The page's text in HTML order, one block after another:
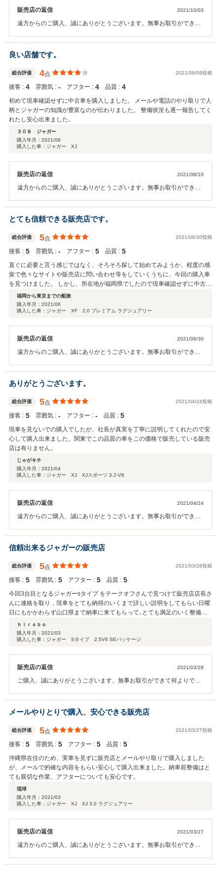
販売店の返信 2021/10/03
遠方からのご購入、誠にありがとうございます。無事お取引ができて
でも御連絡下さいませ。また機会がありましたらぜひよろしくお願い
いたします。
良い店舗です。
総合評価 4点 2021/08/09投稿
接客 : 4 雰囲気 : ‐ アフター : 4 品質 : 4
初めて現車確認せずに中古車を購入しました。 メールや電話のやり取りで人
柄とジャガーの知識が豊富なのが伝わりました。 整備状況も逐一報告してく
れたし安心出来ました。
３０８ ジャガー
購入年月： 2021/08
購入した車：ジャガー XJ
販売店の返信 2021/08/10
遠方からのご購入、誠にありがとうございます。無事お取引ができて
でも御連絡下さいませ。また機会がありましたらぜひよろしくお願い
いたします。
とても信頼できる販売店です。
総合評価 5点 2021/06/30投稿
接客 : 5 雰囲気 : ‐ アフター : 5 品質 : 5
直ぐに必要と言う感じではなく、そろそろ探して始めてみようか、程度の感
覚で色々なサイトや販売店に問い合わせ等をしていくうちに、今回の購入車
を見つけました。 しかし、所在地が福岡県でしたので現車確認せずに中古車
を購入する事に抵抗があったので、今後の比較対象にするつもりで取り敢え
ず問い合わせだけをしてみたところ、松波社長の話し方や対応に誠実さや信
用を抱き、この度購入に至りました。 届いた車も整備やパーツ交換もして頂
い致します。
福岡から東京までの船旅
購入年月： 2021/06
購入した車：ジャガー XF 2.0 プレミアム ラグジュアリー
販売店の返信 2021/06/30
遠方からのご購入、誠にありがとうございます。無事お取引ができて
でも御連絡下さいませ。また機会がありましたらぜひよろしくお願い
いたします。
ありがとうございます。
総合評価 5点 2021/04/24投稿
接客 : 5 雰囲気 : ‐ アフター : ‐ 品質 : 5
現車を見ないでの購入でしたが、社長が真実を丁寧に説明してくれたので安
心して購入出来ました。関東でこの品質の車をこの価格で販売している販売
店は有りません。
じゃがキチ
購入年月： 2021/04
購入した車：ジャガー XJ XJスポーツ 3.2-V8
販売店の返信 2021/04/24
遠方からのご購入、誠にありがとうございます。無事お取引ができて
でも御連絡下さいませ。また機会がありましたらぜひよろしくお願い
いたします。
信頼出来るジャガーの販売店
総合評価 5点 2021/03/28投稿
接客 : 5 雰囲気 : 5 アフター : 5 品質 : 5
今回3台目となるジャガーsタイプ をテークオフさんで見つけて販売店店長さ
んに連絡を取り，現車をとても納得のいくまで詳しい説明をしてもらい日曜
日にもかかわらず山口県まで納車に来てもらって､とても満足のいく整備で
仕上げて頂きありがとうございました。これからも良い状態を保つ限り乗っ
て行こうと思います。又､次に乗り替える時もテークオフさんを訪ねて行こ
うと思います。
ｈｉｒｏｂｏ
購入年月： 2021/03
購入した車：ジャガー Sタイプ 2.5V6 SEパッケージ
販売店の返信 2021/03/28
ご購入、誠にありがとうございます。無事お取引ができて何よりでご
下さいませ。
メールやりとりで購入、安心できる販売店
総合評価 5点 2021/03/27投稿
接客 : 5 雰囲気 : 5 アフター : 5 品質 : 5
沖縄県在住のため、実車を見ずに販売店とメールやり取りで購入しました
が、メールで的確な内容をもらい安心して購入出来ました。納車前整備はと
ても親切な作業、アフターについても安心です。
琉球
購入年月： 2021/03
購入した車：ジャガー XJ XJ 3.0 ラグジュアリー
販売店の返信 2021/03/27
遠方からのご購入、誠にありがとうございます。無事お取引ができて
でも御連絡下さいませ。また機会がありましたらぜひよろしくお願い